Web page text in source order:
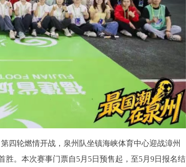
四轮燃情开战，泉州队坐镇海峡体育中心迎战漳州
胜。本次赛事门票自5月5日预售起，至5月9日报名结